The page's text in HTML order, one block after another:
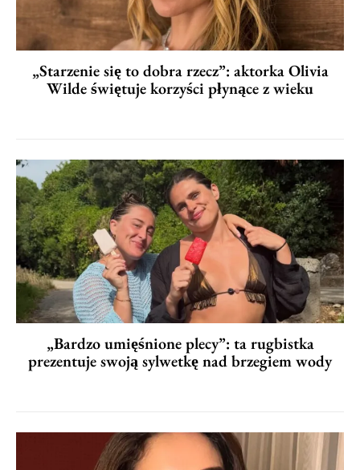
„Starzenie się to dobra rzecz”: aktorka Olivia
Wilde świętuje korzyści płynące z wieku
„Bardzo umięśnione plecy”: ta rugbistka
prezentuje swoją sylwetkę nad brzegiem wody